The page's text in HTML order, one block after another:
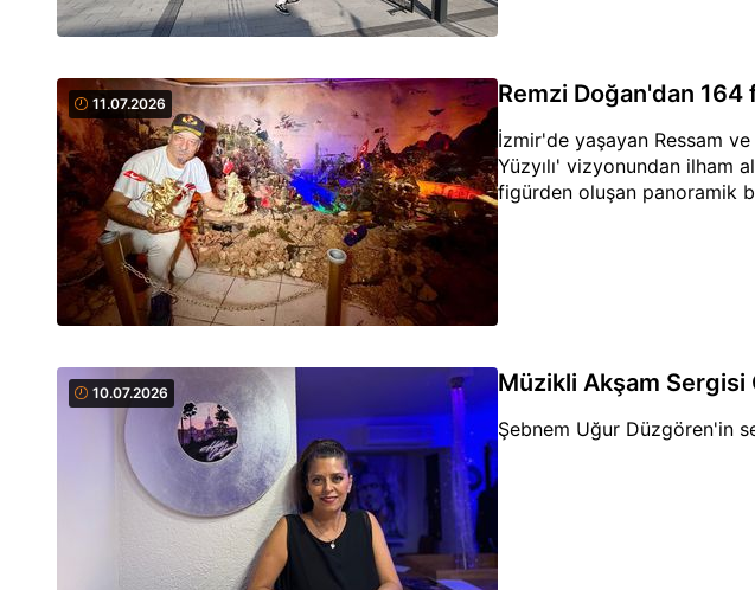
11.07.2026 Remzi Doğan'dan 164
İzmir'de yaşayan Ressam
Yüzyılı' vizyonundan ilham
figürden oluşan panoramik
10.07.2026 Müzikli Akşam Sergisi
Şebnem Uğur Düzgören'in